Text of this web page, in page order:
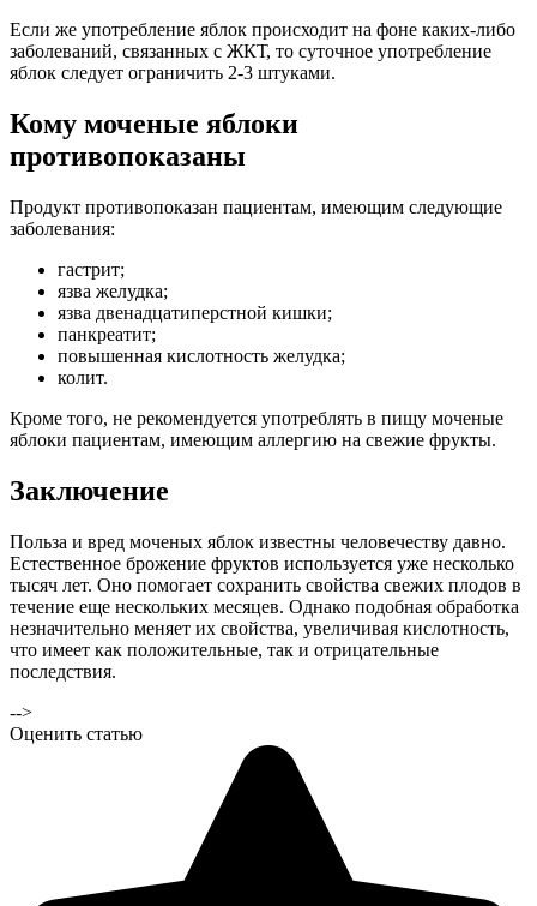
Если же употребление яблок происходит на фоне каких-либо
заболеваний, связанных с ЖКТ, то суточное употребление
яблок следует ограничить 2-3 штуками.
Кому моченые яблоки
противопоказаны
Продукт противопоказан пациентам, имеющим следующие
заболевания:
гастрит;
язва желудка;
язва двенадцатиперстной кишки;
панкреатит;
повышенная кислотность желудка;
колит.
Кроме того, не рекомендуется употреблять в пищу моченые
яблоки пациентам, имеющим аллергию на свежие фрукты.
Заключение
Польза и вред моченых яблок известны человечеству давно.
Естественное брожение фруктов используется уже несколько
тысяч лет. Оно помогает сохранить свойства свежих плодов в
течение еще нескольких месяцев. Однако подобная обработка
незначительно меняет их свойства, увеличивая кислотность,
что имеет как положительные, так и отрицательные
последствия.
-->
Оценить статью